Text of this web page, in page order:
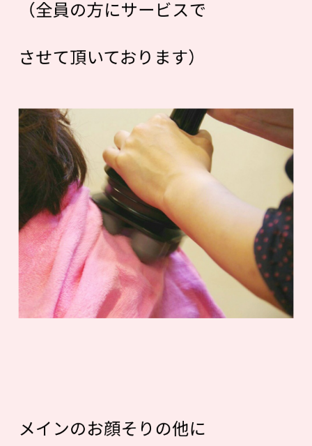
（全員の方にサービスで
させて頂いております）
メインのお顔そりの他に